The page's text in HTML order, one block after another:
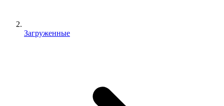
Загруженные